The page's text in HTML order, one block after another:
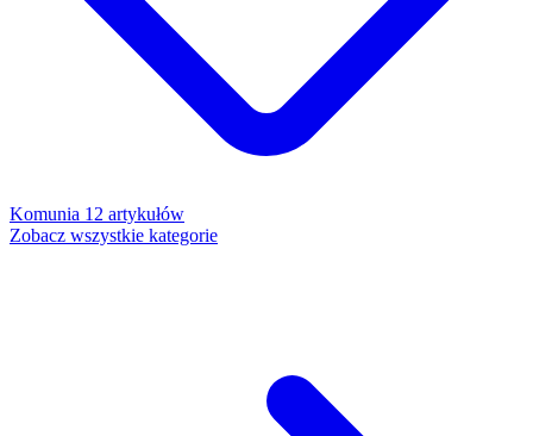
Komunia 12 artykułów
Zobacz wszystkie kategorie